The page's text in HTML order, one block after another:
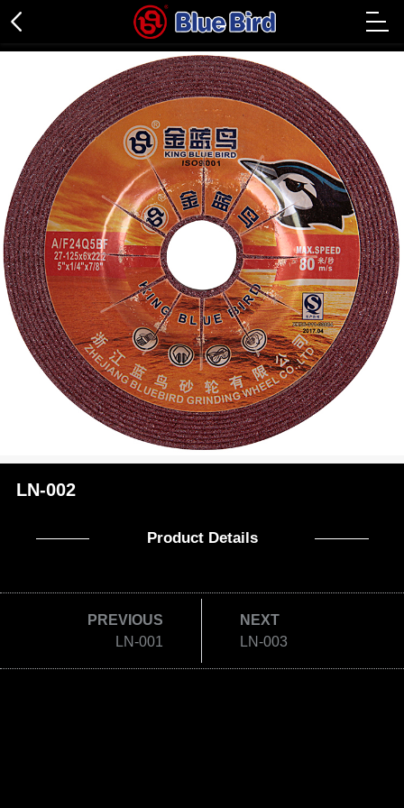
LN-002
Product Details
PREVIOUS
LN-001
NEXT
LN-003
金属磨片
金属切片
不锈钢专用
石材专用
百叶轮
关闭